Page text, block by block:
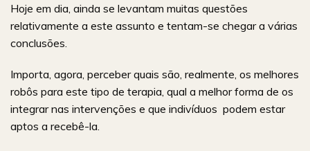
Hoje em dia, ainda se levantam muitas questões
relativamente a este assunto e tentam-se chegar a várias
conclusões.
Importa, agora, perceber quais são, realmente, os melhores
robôs para este tipo de terapia, qual a melhor forma de os
integrar nas intervenções e que indivíduos podem estar
aptos a recebê-la.